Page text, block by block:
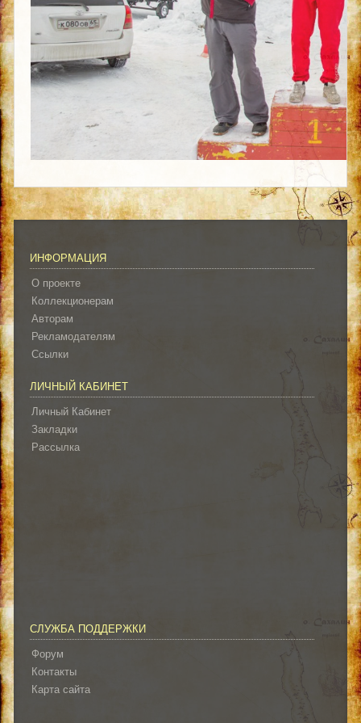
ИНФОРМАЦИЯ
О проекте
Коллекционерам
Авторам
Рекламодателям
Ссылки
ЛИЧНЫЙ КАБИНЕТ
Личный Кабинет
Закладки
Рассылка
СЛУЖБА ПОДДЕРЖКИ
Форум
Контакты
Карта сайта